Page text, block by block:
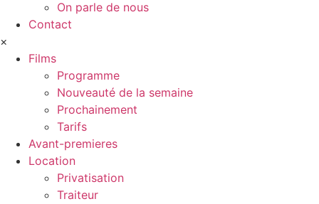
On parle de nous
Contact
×
Films
Programme
Nouveauté de la semaine
Prochainement
Tarifs
Avant-premieres
Location
Privatisation
Traiteur